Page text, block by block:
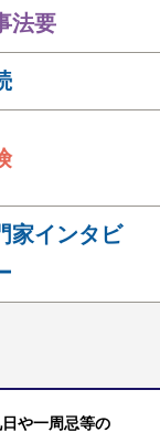
法要
家インタビ
や一周忌等の